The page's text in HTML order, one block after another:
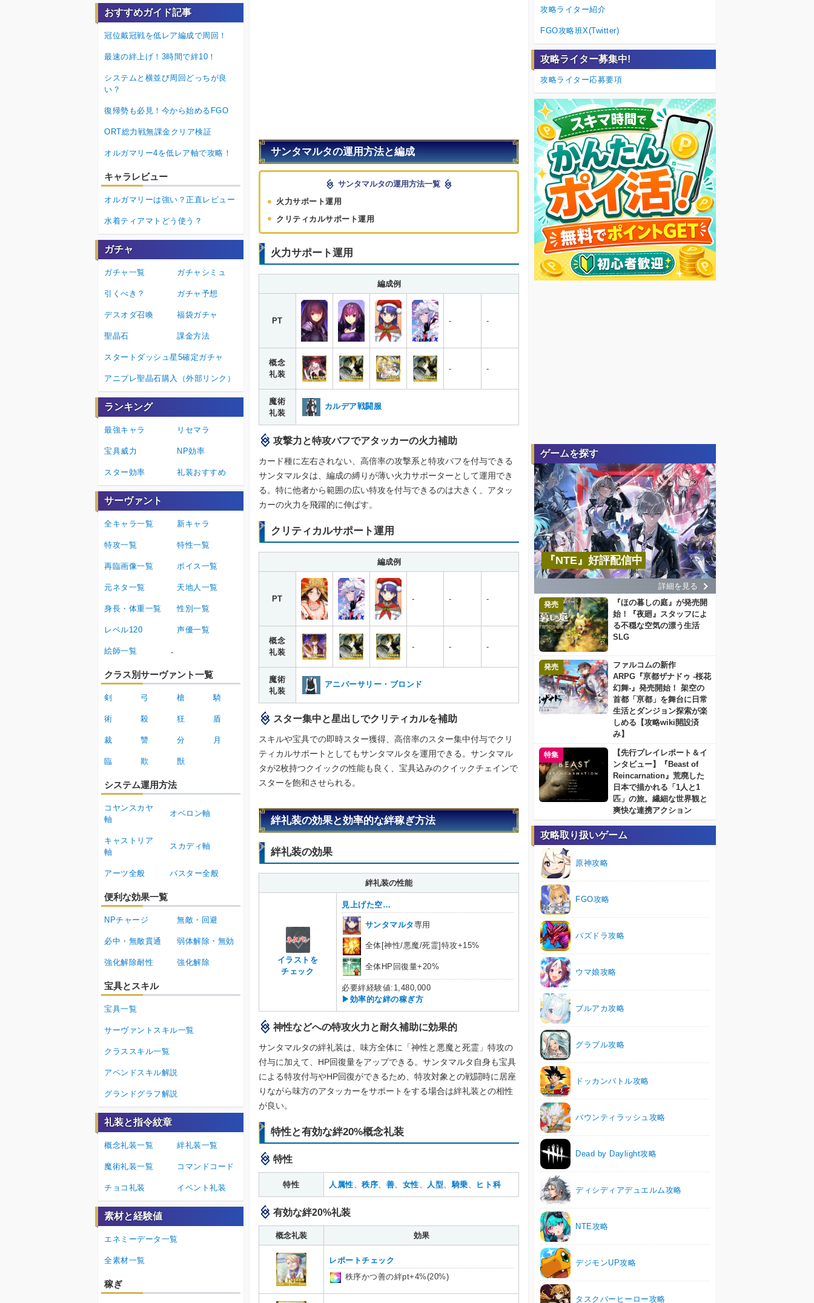
サンタマルタの運用方法と編成
サンタマルタの運用方法一覧
火力サポート運用
クリティカルサポート運用
火力サポート運用
編成例
PT - -
概念
礼装
- -
魔術
礼装
カルデア戦闘服
攻撃力と特攻バフでアタッカーの火力補助
カード種に左右されない、高倍率の攻撃系と特攻バフを付与できる
サンタマルタは、編成の縛りが薄い火力サポーターとして運用でき
る。特に他者から範囲の広い特攻を付与できるのは大きく、アタッ
カーの火力を飛躍的に伸ばす。
クリティカルサポート運用
編成例
PT - - -
概念
礼装
- - -
魔術
礼装
アニバーサリー・ブロンド
スター集中と星出しでクリティカルを補助
スキルや宝具での即時スター獲得、高倍率のスター集中付与でクリ
ティカルサポートとしてもサンタマルタを運用できる。サンタマル
タが2枚持つクイックの性能も良く、宝具込みのクイックチェインで
スターを飽和させられる。
絆礼装の効果と効率的な絆稼ぎ方法
絆礼装の効果
絆礼装の性能
イラストを
チェック
見上げた空…
サンタマルタ専用
全体[神性/悪魔/死霊]特攻+15%
全体HP回復量+20%
必要絆経験値:1,480,000
▶効率的な絆の稼ぎ方
神性などへの特攻火力と耐久補助に効果的
サンタマルタの絆礼装は、味方全体に「神性と悪魔と死霊」特攻の
付与に加えて、HP回復量をアップできる。サンタマルタ自身も宝具
による特攻付与やHP回復ができるため、特攻対象との戦闘時に居座
りながら味方のアタッカーをサポートをする場合は絆礼装との相性
が良い。
特性と有効な絆20%概念礼装
特性
特性 人属性 、秩序 善 女性 人型 騎乗 ヒト科
有効な絆20%礼装
概念礼装 効果
レポートチェック
秩序かつ善の絆pt+4%(20%)
攻略ライター紹介
FGO攻略班X(Twitter)
攻略ライター募集中!
攻略ライター応募要項
ゲームを探す
『NTE』好評配信中
詳細を見る
発売
『ほの暮しの庭』が発売開
始！『夜廻』スタッフによ
る不穏な空気の漂う生活
SLG
発売
ファルコムの新作
ARPG『亰都ザナドゥ -桜花
幻舞-』発売開始！ 架空の
首都「亰都」を舞台に日常
生活とダンジョン探索が楽
しめる【攻略wiki開設済
み】
特集
【先行プレイレポート＆イ
ンタビュー】『Beast of
Reincarnation』荒廃した
日本で描かれる「1人と1
匹」の旅。繊細な世界観と
爽快な連携アクション
攻略取り扱いゲーム
原神攻略
FGO攻略
パズドラ攻略
ウマ娘攻略
ブルアカ攻略
グラブル攻略
ドッカンバトル攻略
バウンティラッシュ攻略
Dead by Daylight攻略
ディシディアデュエルム攻略
NTE攻略
デジモンUP攻略
タスクバーヒーロー攻略
おすすめガイド記事
冠位戴冠戦を低レア編成で周回！
最速の絆上げ！3時間で絆10！
システムと横並び周回どっちが良
い？
復帰勢も必見！今から始めるFGO
ORT総力戦無課金クリア検証
オルガマリー4を低レア軸で攻略！
キャラレビュー
オルガマリーは強い？正直レビュー
水着ティアマトどう使う？
ガチャ
ガチャ一覧 ガチャシミュ
引くべき？ ガチャ予想
デスオダ召喚 福袋ガチャ
聖晶石 課金方法
スタートダッシュ星5確定ガチャ
アニプレ聖晶石購入（外部リンク）
ランキング
最強キャラ リセマラ
宝具威力 NP効率
スター効率 礼装おすすめ
サーヴァント
全キャラ一覧 新キャラ
特攻一覧 特性一覧
再臨画像一覧 ボイス一覧
元ネタ一覧 天地人一覧
身長・体重一覧 性別一覧
レベル120 声優一覧
絵師一覧 -
クラス別サーヴァント一覧
剣 弓 槍 騎
術 殺 狂 盾
裁 讐 分 月
臨 欺 獣
システム運用方法
コヤンスカヤ
軸
オベロン軸
キャストリア
軸
スカディ軸
アーツ全般 バスター全般
便利な効果一覧
NPチャージ 無敵・回避
必中・無敵貫通 弱体解除・無効
強化解除耐性 強化解除
宝具とスキル
宝具一覧
サーヴァントスキル一覧
クラススキル一覧
アペンドスキル解説
グランドグラフ解説
礼装と指令紋章
概念礼装一覧 絆礼装一覧
魔術礼装一覧 コマンドコード
チョコ礼装 イベント礼装
素材と経験値
エネミーデータ一覧
全素材一覧
稼ぎ